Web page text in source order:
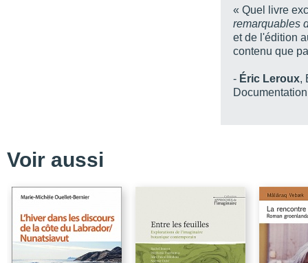
« Quel livre
remarquables
et de l'édition
contenu que
- Éric Leroux,
Voir aussi